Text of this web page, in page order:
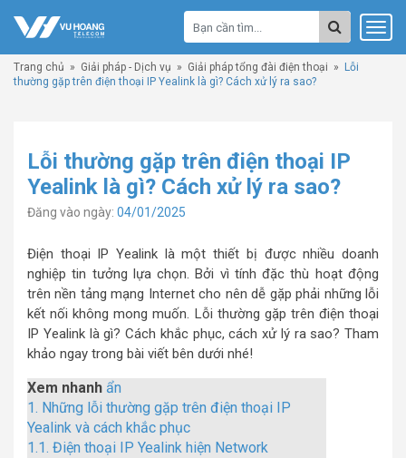
Trang chủ » Giải pháp - Dịch vụ » Giải pháp tổng đài điện thoại »
Lỗi
thường gặp trên điện thoại IP Yealink là gì? Cách xử lý ra sao?
Lỗi thường gặp trên điện thoại IP
Yealink là gì? Cách xử lý ra sao?
Đăng vào ngày: 04/01/2025
Điện thoại IP Yealink là một thiết bị được nhiều doanh
nghiệp tin tưởng lựa chọn. Bởi vì tính đặc thù hoạt động
trên nền tảng mạng Internet cho nên dễ gặp phải những lỗi
kết nối không mong muốn. Lỗi thường gặp trên điện thoại
IP Yealink là gì? Cách khắc phục, cách xử lý ra sao? Tham
khảo ngay trong bài viết bên dưới nhé!
Xem nhanh ẩn
1. Những lỗi thường gặp trên điện thoại IP
Yealink và cách khắc phục
1.1. Điện thoại IP Yealink hiện Network